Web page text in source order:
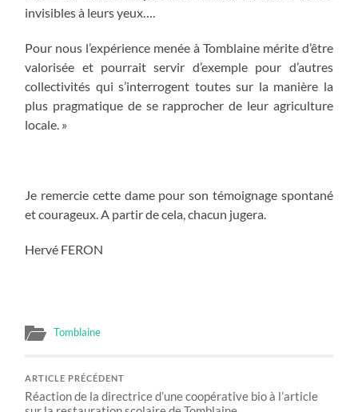
invisibles à leurs yeux….
Pour nous l’expérience menée à Tomblaine mérite d’être
valorisée et pourrait servir d’exemple pour d’autres
collectivités qui s’interrogent toutes sur la manière la
plus pragmatique de se rapprocher de leur agriculture
locale. »
Je remercie cette dame pour son témoignage spontané
et courageux. A partir de cela, chacun jugera.
Hervé FERON
Tomblaine
ARTICLE PRÉCÉDENT
Réaction de la directrice d’une coopérative bio à l’article